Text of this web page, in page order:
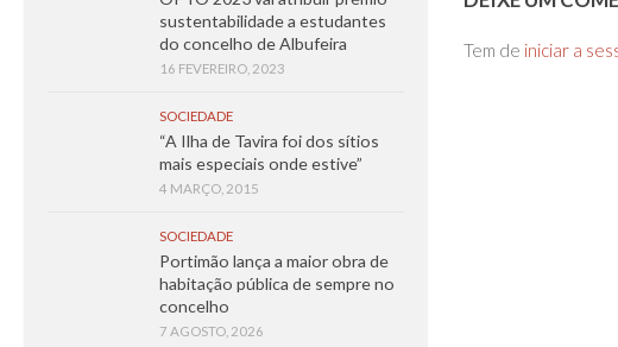
Tem de iniciar a
sustentabilidade a estudantes
do concelho de Albufeira
16 FEVEREIRO, 2023
SOCIEDADE
“A Ilha de Tavira foi dos sítios
mais especiais onde estive”
4 MARÇO, 2015
SOCIEDADE
Portimão lança a maior obra de
habitação pública de sempre no
concelho
7 AGOSTO, 2026